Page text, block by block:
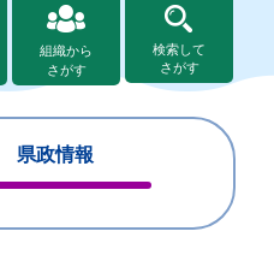
組織から
さがす
検索して
さがす
県政情報